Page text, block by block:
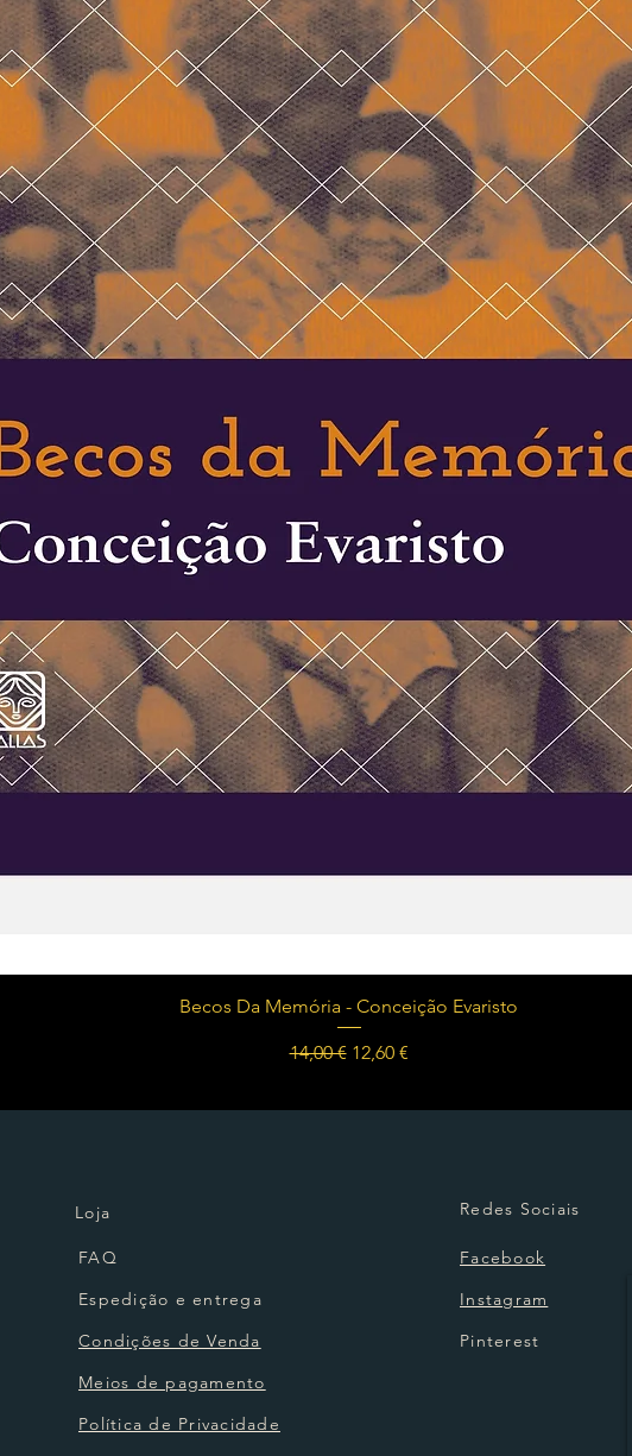
Visualização rápida
Becos Da Memória - Conceição Evaristo
Preço normal
14,00 € Preço promocional
12,60 €
Loja
FAQ
Espedição e entrega
Condições de Venda
Meios de pagamento
Política de Privacidade
Redes Sociais
Facebook
Instagram
Pinterest